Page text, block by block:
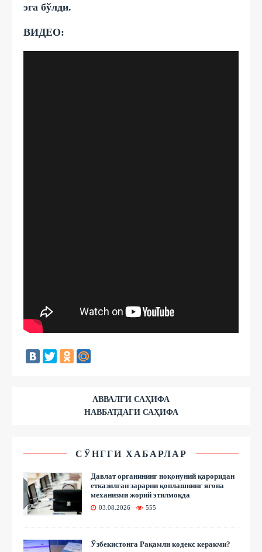
эга бўлди.
ВИДЕО:
АВВАЛГИ САҲИФА
НАВБАТДАГИ САҲИФА
СЎНГГИ ХАБАРЛАР
Давлат органининг ноқонуний қароридан
етказилган зарарни қоплашнинг ягона
механизми жорий этилмоқда
03.08.2026 555
Ўзбекистонга Рақамли кодекс керакми?